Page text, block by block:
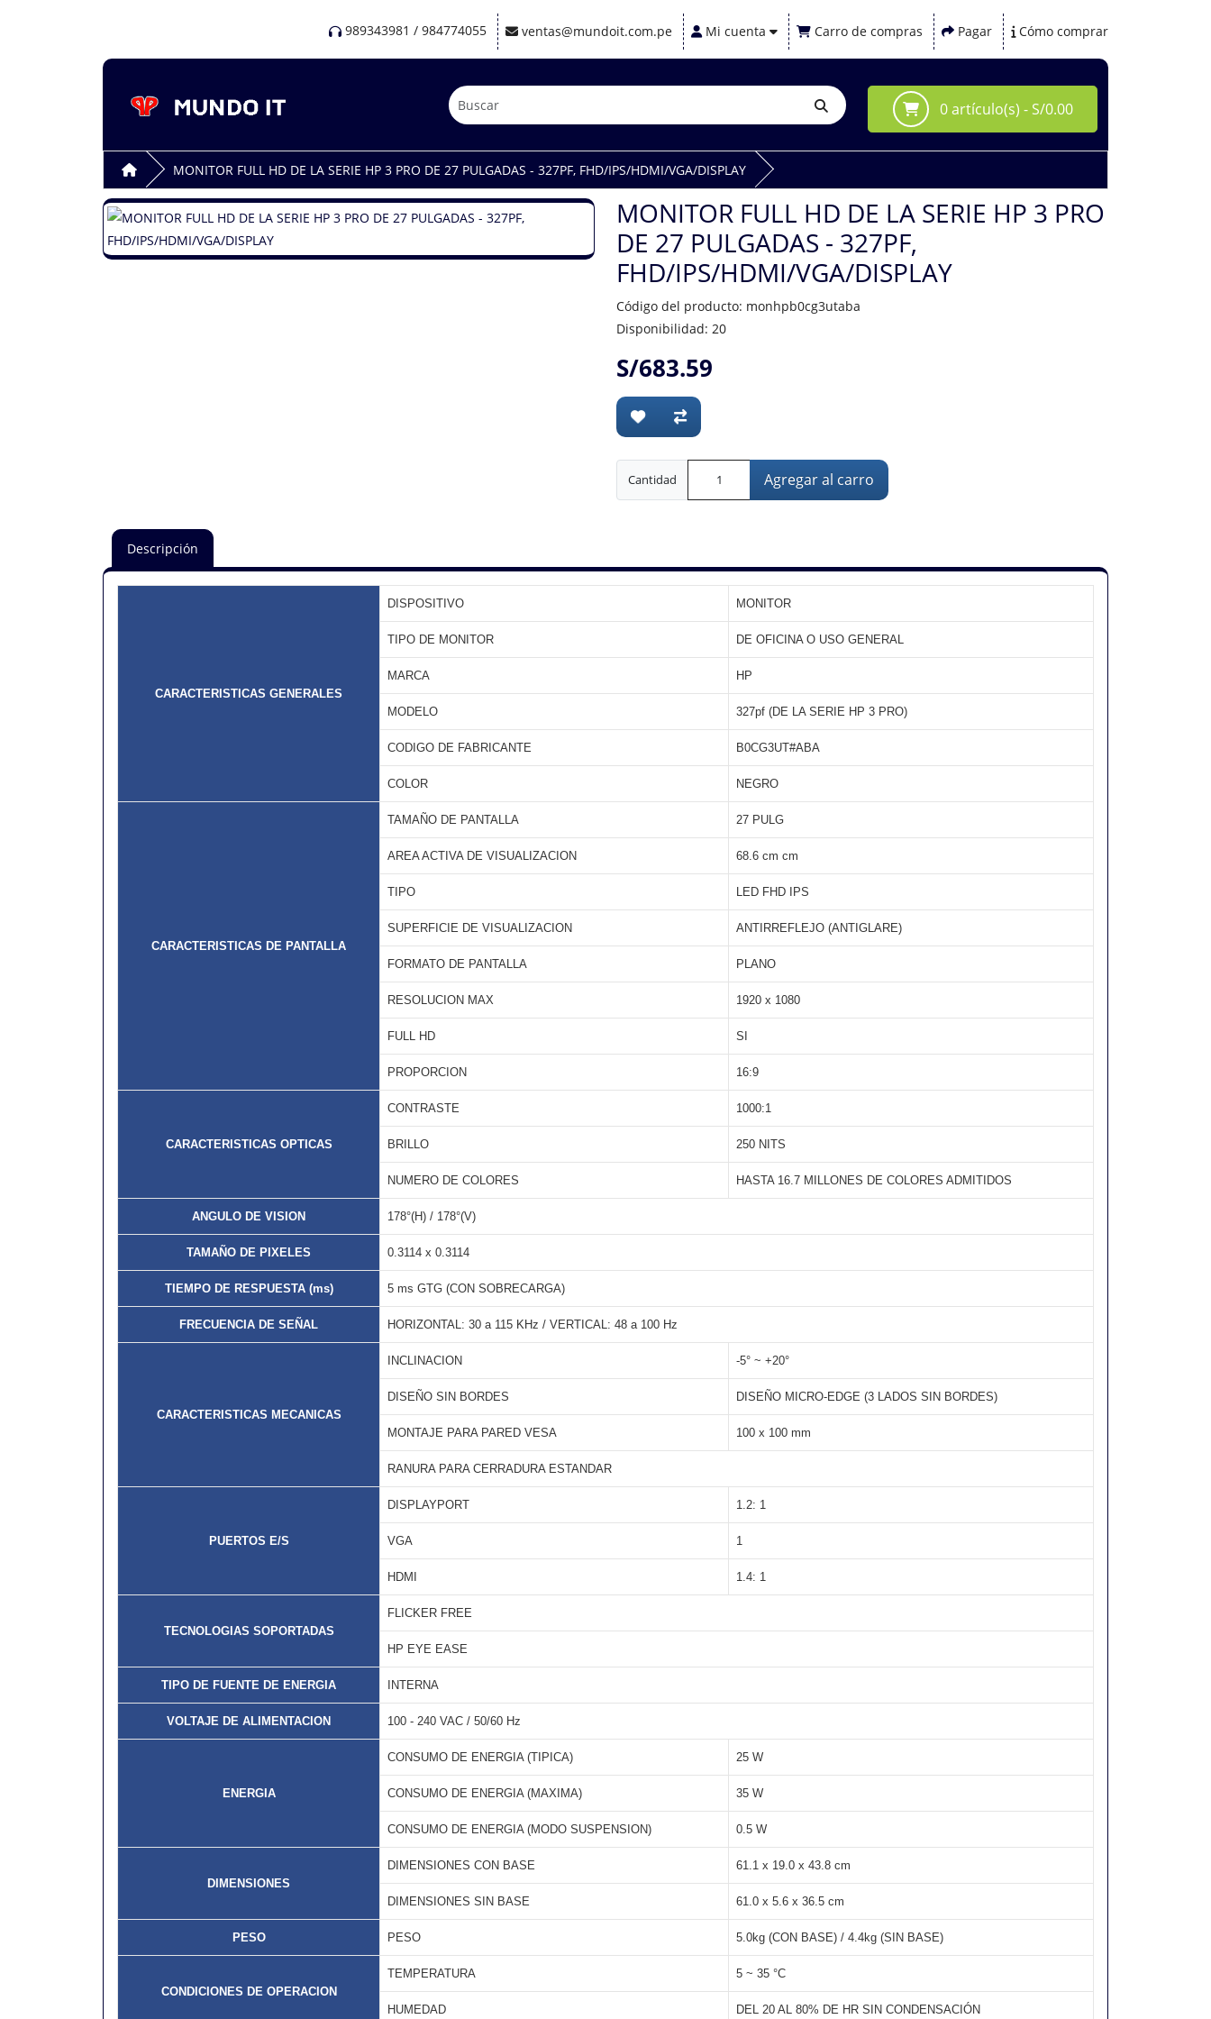
989343981 / 984774055 ventas@mundoit.com.pe Mi cuenta Carro de compras Pagar Cómo comprar
0 artículo(s) - S/0.00
MONITOR FULL HD DE LA SERIE HP 3 PRO DE 27 PULGADAS - 327PF, FHD/IPS/HDMI/VGA/DISPLAY
MONITOR FULL HD DE LA SERIE HP 3 PRO
DE 27 PULGADAS - 327PF,
FHD/IPS/HDMI/VGA/DISPLAY
Código del producto: monhpb0cg3utaba
Disponibilidad: 20
S/683.59
Cantidad Agregar al carro
Descripción
CARACTERISTICAS GENERALES
DISPOSITIVO MONITOR
TIPO DE MONITOR DE OFICINA O USO GENERAL
MARCA HP
MODELO 327pf (DE LA SERIE HP 3 PRO)
CODIGO DE FABRICANTE B0CG3UT#ABA
COLOR NEGRO
CARACTERISTICAS DE PANTALLA
TAMAÑO DE PANTALLA 27 PULG
AREA ACTIVA DE VISUALIZACION 68.6 cm cm
TIPO LED FHD IPS
SUPERFICIE DE VISUALIZACION ANTIRREFLEJO (ANTIGLARE)
FORMATO DE PANTALLA PLANO
RESOLUCION MAX 1920 x 1080
FULL HD SI
PROPORCION 16:9
CARACTERISTICAS OPTICAS
CONTRASTE 1000:1
BRILLO 250 NITS
NUMERO DE COLORES HASTA 16.7 MILLONES DE COLORES ADMITIDOS
ANGULO DE VISION 178°(H) / 178°(V)
TAMAÑO DE PIXELES 0.3114 x 0.3114
TIEMPO DE RESPUESTA (ms) 5 ms GTG (CON SOBRECARGA)
FRECUENCIA DE SEÑAL HORIZONTAL: 30 a 115 KHz / VERTICAL: 48 a 100 Hz
CARACTERISTICAS MECANICAS
INCLINACION -5° ~ +20°
DISEÑO SIN BORDES DISEÑO MICRO-EDGE (3 LADOS SIN BORDES)
MONTAJE PARA PARED VESA 100 x 100 mm
RANURA PARA CERRADURA ESTANDAR
PUERTOS E/S
DISPLAYPORT 1.2: 1
VGA 1
HDMI 1.4: 1
TECNOLOGIAS SOPORTADAS
FLICKER FREE
HP EYE EASE
TIPO DE FUENTE DE ENERGIA INTERNA
VOLTAJE DE ALIMENTACION 100 - 240 VAC / 50/60 Hz
ENERGIA
CONSUMO DE ENERGIA (TIPICA) 25 W
CONSUMO DE ENERGIA (MAXIMA) 35 W
CONSUMO DE ENERGIA (MODO SUSPENSION) 0.5 W
DIMENSIONES
DIMENSIONES CON BASE 61.1 x 19.0 x 43.8 cm
DIMENSIONES SIN BASE 61.0 x 5.6 x 36.5 cm
PESO PESO 5.0kg (CON BASE) / 4.4kg (SIN BASE)
CONDICIONES DE OPERACION
TEMPERATURA 5 ~ 35 °C
HUMEDAD DEL 20 AL 80% DE HR SIN CONDENSACIÓN